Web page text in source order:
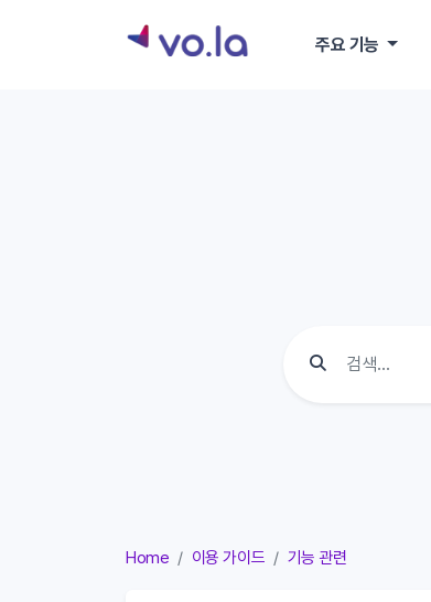
주요 기능
Home 이용 가이드 기능 관련